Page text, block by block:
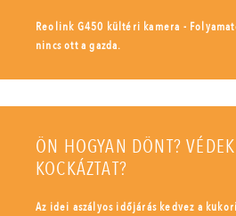
Reolink G450 kültéri kamera -
nincs ott a gazda.
ÖN HOGYAN DÖNT?
KOCKÁZTAT?
Az idei aszályos időjárás kedvez a